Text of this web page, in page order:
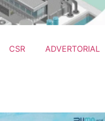
CSR ADVERTORIAL